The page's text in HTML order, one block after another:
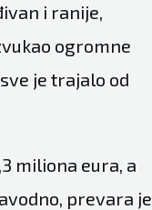
i ranije,
ogromne
je trajalo od
miliona eura, a
prevara je